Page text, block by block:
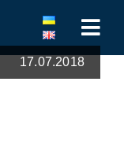
17.07.2018